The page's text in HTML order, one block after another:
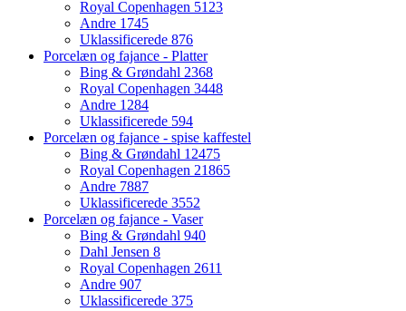
Royal Copenhagen 5123
Andre 1745
Uklassificerede 876
Porcelæn og fajance - Platter
Bing & Grøndahl 2368
Royal Copenhagen 3448
Andre 1284
Uklassificerede 594
Porcelæn og fajance - spise kaffestel
Bing & Grøndahl 12475
Royal Copenhagen 21865
Andre 7887
Uklassificerede 3552
Porcelæn og fajance - Vaser
Bing & Grøndahl 940
Dahl Jensen 8
Royal Copenhagen 2611
Andre 907
Uklassificerede 375